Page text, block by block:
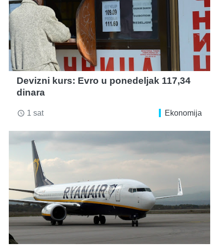
Devizni kurs: Evro u ponedeljak 117,34
dinara
access_time 1 sat Ekonomija